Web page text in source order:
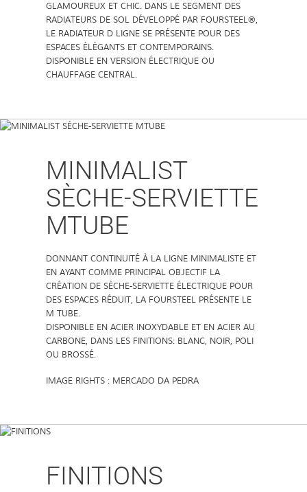
GLAMOUREUX ET CHIC. DANS LE SEGMENT DES
RADIATEURS DE SOL DÉVELOPPÉ PAR FOURSTEEL®,
LE RADIATEUR D LIGNE SE PRÉSENTE POUR DES
ESPACES ÉLÉGANTS ET CONTEMPORAINS.
DISPONIBLE EN VERSION ÉLECTRIQUE OU
CHAUFFAGE CENTRAL.
MINIMALIST
SÈCHE-SERVIETTE
MTUBE
DONNANT CONTINUITÉ À LA LIGNE MINIMALISTE ET
EN AYANT COMME PRINCIPAL OBJECTIF LA
CRÉATION DE SÈCHE-SERVIETTE ÉLECTRIQUE POUR
DES ESPACES RÉDUIT, LA FOURSTEEL PRÉSENTE LE
M TUBE.
DISPONIBLE EN ACIER INOXYDABLE ET EN ACIER AU
CARBONE, DANS LES FINITIONS: BLANC, NOIR, POLI
OU BROSSÉ.
IMAGE RIGHTS : MERCADO DA PEDRA
FINITIONS